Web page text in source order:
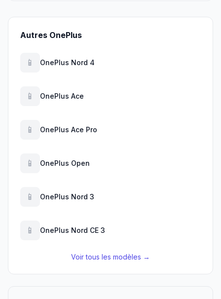
Autres OnePlus
📱 OnePlus Nord 4
📱 OnePlus Ace
📱 OnePlus Ace Pro
📱 OnePlus Open
📱 OnePlus Nord 3
📱 OnePlus Nord CE 3
Voir tous les modèles →